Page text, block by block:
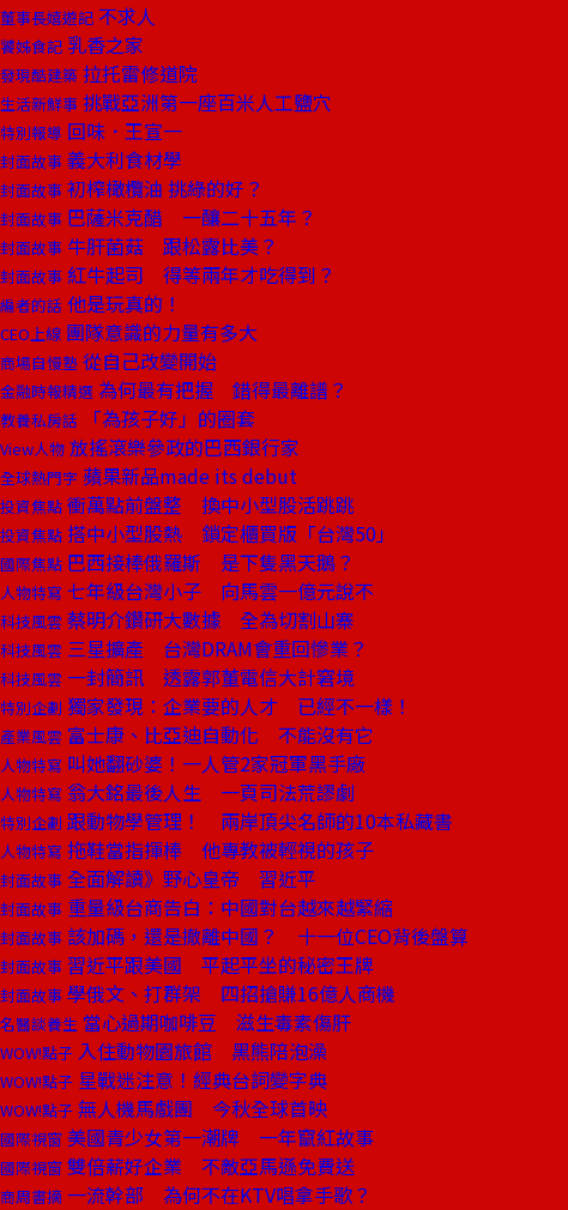
董事長嬉遊記 不求人
饕姊食記 乳香之家
發現酷建築 拉托雷修道院
生活新鮮事 挑戰亞洲第一座百米人工鹽穴
特別報導 回味．王宣一
封面故事 義大利食材學
封面故事 初榨橄欖油 挑綠的好？
封面故事 巴薩米克醋 一釀二十五年？
封面故事 牛肝菌菇 跟松露比美？
封面故事 紅牛起司 得等兩年才吃得到？
編者的話 他是玩真的！
CEO上線 團隊意識的力量有多大
商場自慢塾 從自己改變開始
金融時報精選 為何最有把握 錯得最離譜？
教養私房話 「為孩子好」的圈套
View人物 放搖滾樂參政的巴西銀行家
全球熱門字 蘋果新品made its debut
投資焦點 衝萬點前盤整 換中小型股活跳跳
投資焦點 搭中小型股熱 鎖定櫃買版「台灣50」
國際焦點 巴西接棒俄羅斯 是下隻黑天鵝？
人物特寫 七年級台灣小子 向馬雲一億元說不
科技風雲 蔡明介鑽研大數據 全為切割山寨
科技風雲 三星擴產 台灣DRAM會重回慘業？
科技風雲 一封簡訊 透露郭董電信大計窘境
特別企劃 獨家發現：企業要的人才 已經不一樣！
產業風雲 富士康、比亞迪自動化 不能沒有它
人物特寫 叫她翻砂婆！一人管2家冠軍黑手廠
人物特寫 翁大銘最後人生 一頁司法荒謬劇
特別企劃 跟動物學管理！ 兩岸頂尖名師的10本私藏書
人物特寫 拖鞋當指揮棒 他專教被輕視的孩子
封面故事 全面解讀》野心皇帝 習近平
封面故事 重量級台商告白：中國對台越來越緊縮
封面故事 該加碼，還是撤離中國？ 十一位CEO背後盤算
封面故事 習近平跟美國 平起平坐的秘密王牌
封面故事 學俄文、打群架 四招搶賺16億人商機
名醫談養生 當心過期咖啡豆 滋生毒素傷肝
WOW!點子 入住動物園旅館 黑熊陪泡澡
WOW!點子 星戰迷注意！經典台詞變字典
WOW!點子 無人機馬戲團 今秋全球首映
國際視窗 美國青少女第一潮牌 一年竄紅故事
國際視窗 雙倍薪好企業 不敵亞馬遜免費送
商周書摘 一流幹部 為何不在KTV唱拿手歌？